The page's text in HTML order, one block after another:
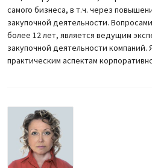
самого бизнеса, в т.ч. через
закупочной деятельности.
более 12 лет, является ведущим
закупочной деятельности компаний.
практическим аспектам